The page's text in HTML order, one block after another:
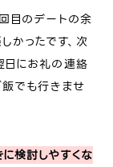
目のデートの余
かったです、次
日にお礼の連絡
飯でも行きませ
検討しやすくな